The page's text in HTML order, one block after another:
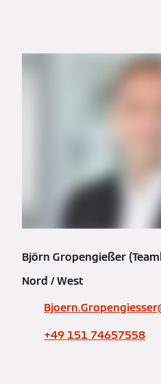
Björn Gropengießer
Nord / West
+49 151 74657558